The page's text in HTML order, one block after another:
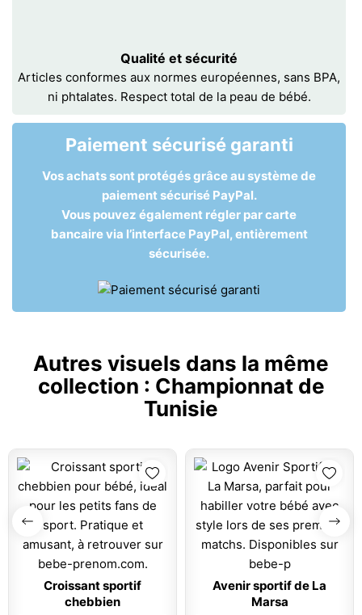
Qualité et sécurité
Articles conformes aux normes européennes, sans BPA,
ni phtalates. Respect total de la peau de bébé.
Paiement sécurisé garanti
Vos achats sont protégés grâce au système de
paiement sécurisé PayPal.
Vous pouvez également régler par carte
bancaire via l’interface PayPal, entièrement
sécurisée.
Autres visuels dans la même
collection : Championnat de
Tunisie
Croissant sportif
chebbien
Avenir sportif de La
Marsa